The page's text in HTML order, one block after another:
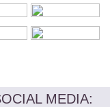
MEDIA: